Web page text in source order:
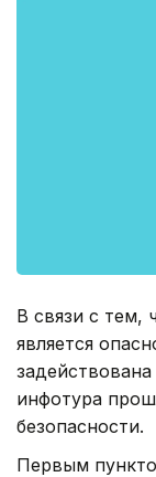
В связи с тем,
является
инфотура
безопасности.
Первым